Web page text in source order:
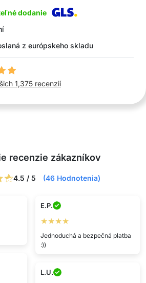
dodanie
z európskeho skladu
1,375 recenzií
recenzie zákazníkov
4.5 / 5 (46 Hodnotenia)
E.P.
★★★★
Jednoduchá a bezpečná platba
:))
L.U.